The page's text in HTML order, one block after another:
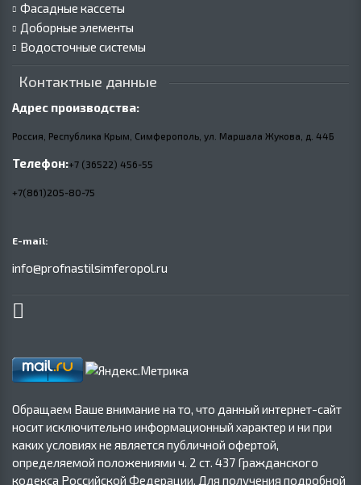
Фасадные кассеты
Доборные элементы
Водосточные системы
Контактные данные
Адрес производства:
Россия, Республика Крым, Симферополь, ул. Маршала Жукова, д. 44Б
Телефон:+7 (36522) 456-55
+7(861)205-80-75
E-mail:
info@profnastilsimferopol.ru
Обращаем Ваше внимание на то, что данный интернет-сайт
носит исключительно информационный характер и ни при
каких условиях не является публичной офертой,
определяемой положениями ч. 2 ст. 437 Гражданского
кодекса Российской Федерации. Для получения подробной